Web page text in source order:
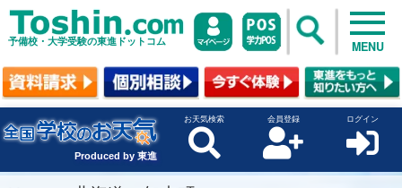
予備校・大学受験の東進ドットコム MENU
Produced by 東進
お天気検索 会員登録 ログイン